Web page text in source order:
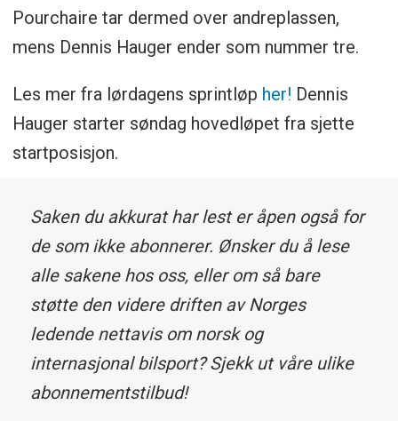
Pourchaire tar dermed over andreplassen,
mens Dennis Hauger ender som nummer tre.
Les mer fra lørdagens sprintløp her! Dennis
Hauger starter søndag hovedløpet fra sjette
startposisjon.
Saken du akkurat har lest er åpen også for
de som ikke abonnerer. Ønsker du å lese
alle sakene hos oss, eller om så bare
støtte den videre driften av Norges
ledende nettavis om norsk og
internasjonal bilsport? Sjekk ut våre ulike
abonnementstilbud!